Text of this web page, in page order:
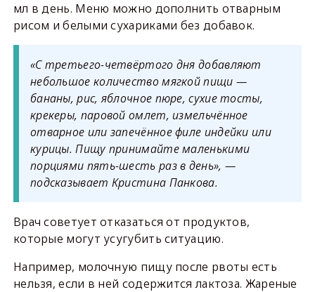
мл в день. Меню можно дополнить отварным
рисом и белыми сухариками без добавок.
«С третьего-четвёртого дня добавляют
небольшое количество мягкой пищи —
бананы, рис, яблочное пюре, сухие тосты,
крекеры, паровой омлет, измельчённое
отварное или запечённое филе индейки или
курицы. Пищу принимайте маленькими
порциями пять-шесть раз в день», —
подсказывает Кристина Панкова.
Врач советует отказаться от продуктов,
которые могут усугубить ситуацию.
Например, молочную пищу после рвоты есть
нельзя, если в ней содержится лактоза. Жареные